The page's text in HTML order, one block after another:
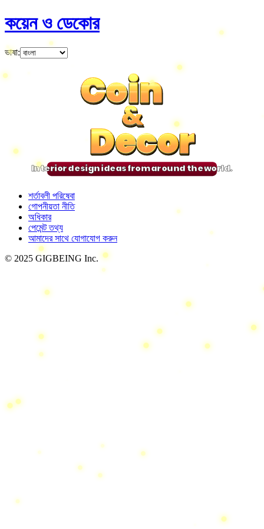
কয়েন ও ডেকোর
ভাষা:
Coin
&
Decor
Coin
&
Decor
Coin
&
Decor
Coin
&
Decor
Interior design ideas from around the world.
শর্তাবলী পরিষেবা
গোপনীয়তা নীতি
অধিকার
পেমেন্ট তথ্য
আমাদের সাথে যোগাযোগ করুন
© 2025 GIGBEING Inc.